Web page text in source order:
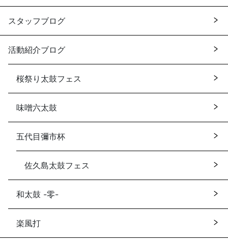
スタッフブログ
活動紹介ブログ
桜祭り太鼓フェス
味噌六太鼓
五代目彌市杯
佐久島太鼓フェス
和太鼓 -零-
楽風打